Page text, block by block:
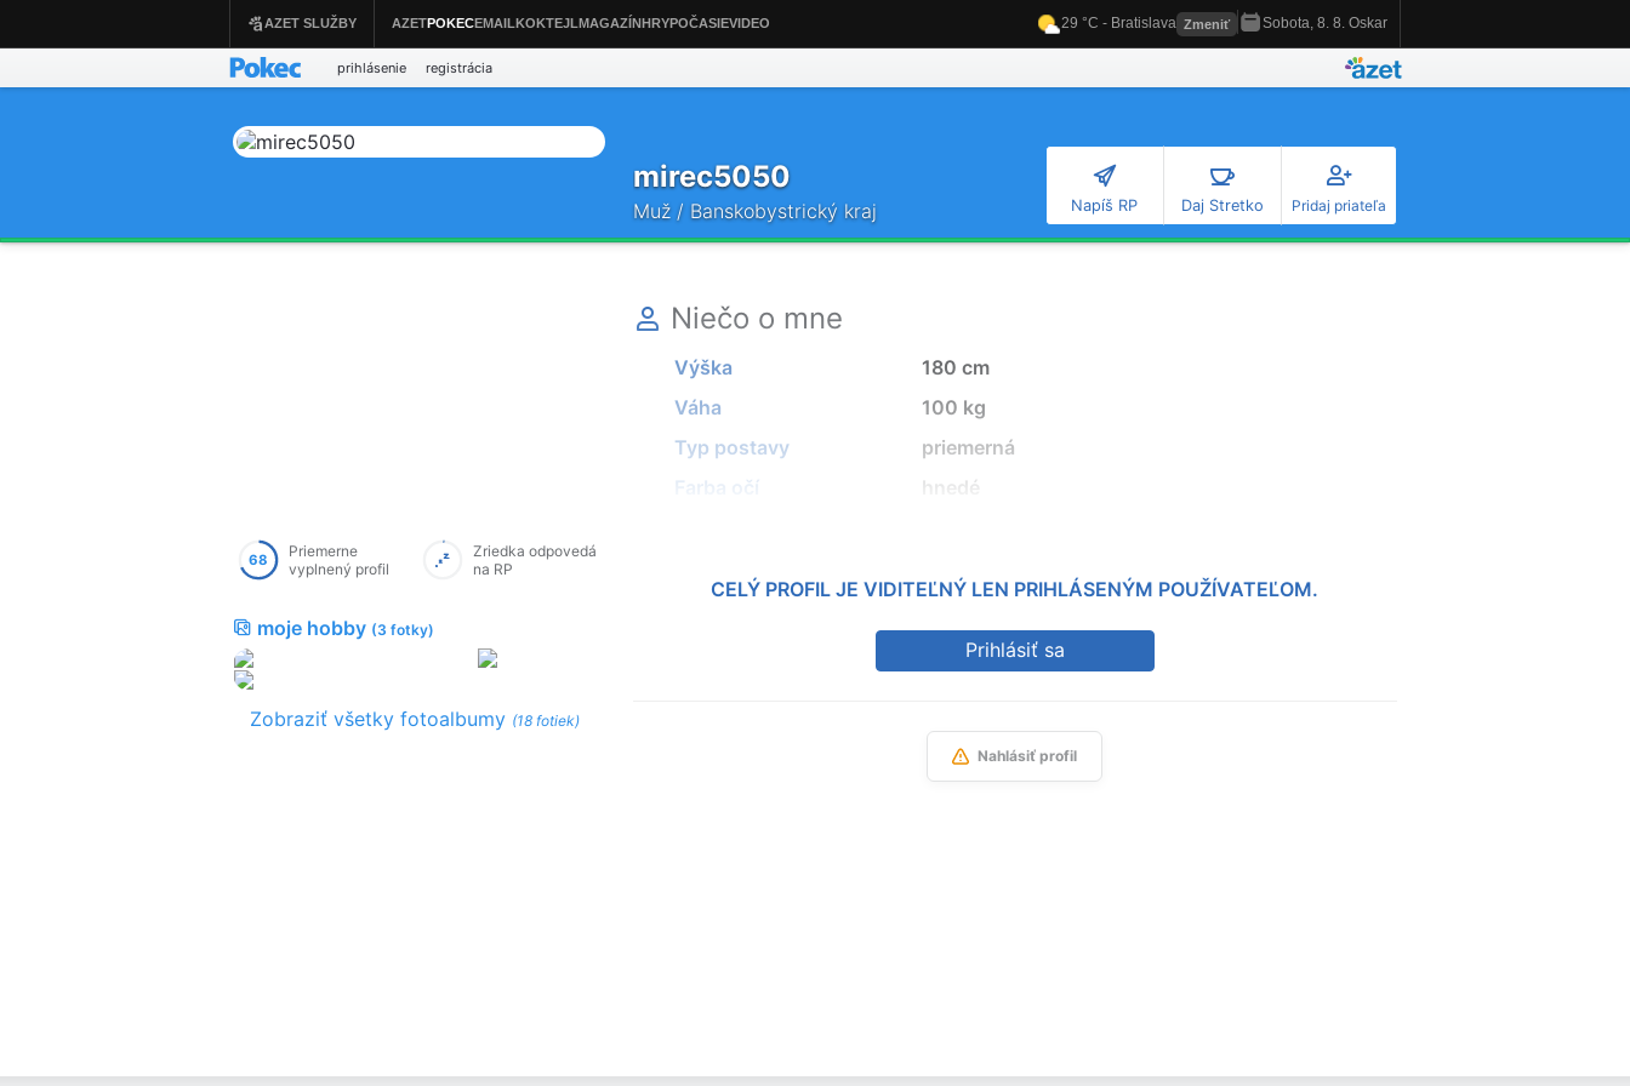
mirec5050
Muž / Banskobystrický kraj Napíš RP Daj Stretko Pridaj priateľa
68
Priemerne
vyplnený profil
Zriedka odpovedá
na RP
moje hobby (3 fotky)
Zobraziť všetky fotoalbumy (18 fotiek)
Niečo o mne
Výška
180 cm
Váha
100 kg
Typ postavy
priemerná
Farba očí
hnedé
CELÝ PROFIL JE VIDITEĽNÝ LEN PRIHLÁSENÝM POUŽÍVATEĽOM.
Prihlásiť sa
Nahlásiť profil
prihlásenie registrácia